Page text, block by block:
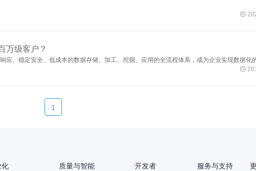

万级客户？
、稳定安全、低成本的数据存储、加工、挖掘、应用的全流程体系，成为企业实现数据化的

1
化 质量与智能 开发者 服务与支持